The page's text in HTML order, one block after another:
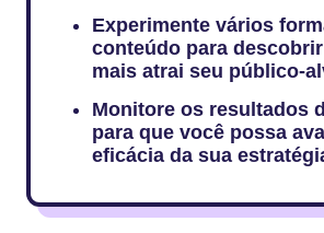
Experimente vários
conteúdo para
mais atrai seu público-
Monitore os resultados
para que você possa
eficácia da sua